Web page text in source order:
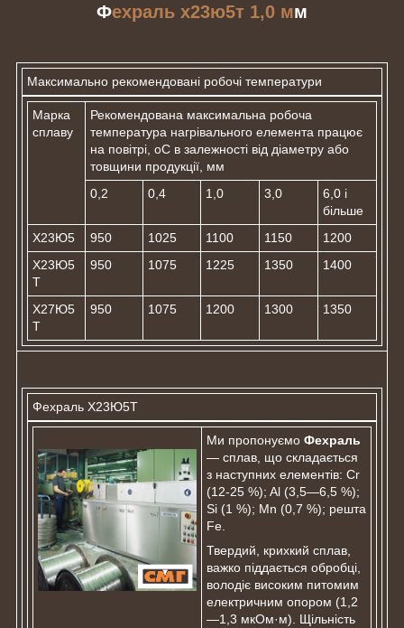
Фехраль х23ю5т 1,0 мм
Максимально рекомендовані робочі температури
Марка
сплаву
Рекомендована максимальна робоча
температура нагрівального елемента працює
на повітрі, оС в залежності від діаметру або
товщини продукції, мм
0,2
0,4 1,0 3,0
6,0 і
більше
Х23Ю5
950 1025 1100 1150
1200
Х23Ю5
Т
950 1075 1225 1350 1400
Х27Ю5
Т
950 1075 1200 1300 1350
Фехраль Х23Ю5Т
Ми пропонуємо Фехраль
— сплав, що складається
з наступних елементів: Cr
(12-25 %); Al (3,5—6,5 %);
Si (1 %); Mn (0,7 %); решта
Fe.
Твердий, крихкий сплав,
важко піддається обробці,
володіє високим питомим
електричним опором (1,2
—1,3 мкОм·м). Щільність